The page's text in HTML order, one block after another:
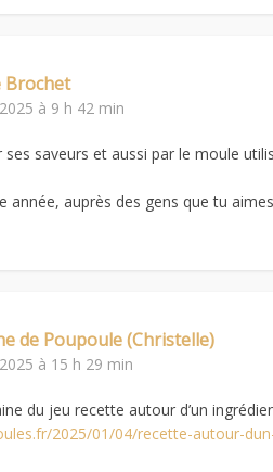
Brochet
à 9 h 42 min
saveurs et aussi par le moule
année, auprès des gens que tu
de Poupoule (Christelle)
à 15 h 29 min
du jeu recette autour d’un
2025/01/04/recette-autour-